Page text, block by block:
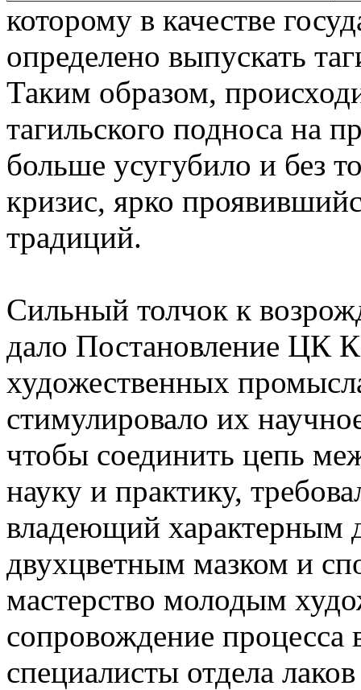
которому в качестве
определено выпускать
Таким образом,
тагильского подноса на
больше усугубило и без
кризис, ярко
традиций.
Сильный толчок к
дало Постановление ЦК
художественных
стимулировало их
чтобы соединить цепь
науку и практику,
владеющий характерным
двухцветным мазком и
мастерство молодым
сопровождение
специалисты отдела